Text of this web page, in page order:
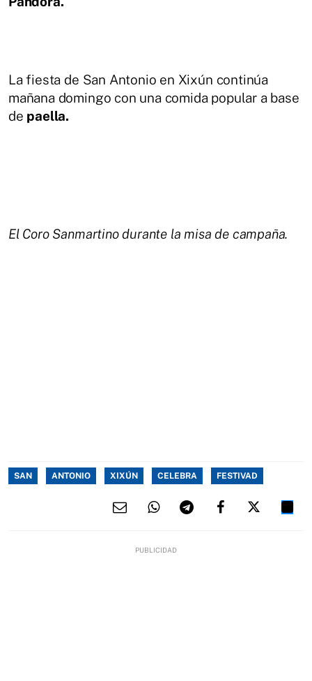
La fiesta de San Antonio en Xixún continúa
mañana domingo con una comida popular a base
de paella.
El Coro Sanmartino durante la misa de campaña.
SAN ANTONIO XIXÚN CELEBRA FESTIVAD